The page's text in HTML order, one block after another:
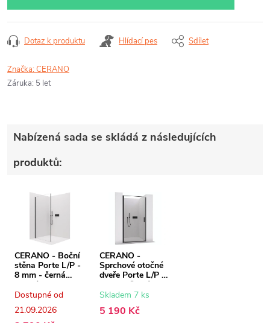
Dotaz k produktu Hlídací pes Sdílet
Značka:CERANO
Záruka: 5 let
Nabízená sada se skládá z následujících
produktů:
CERANO - Boční
stěna Porte L/P -
8 mm - černá
matná,
transparentní sklo
Dostupné od
21.09.2026
CERANO -
Sprchové otočné
dveře Porte L/P -
8 mm - černá
matná,
transparentní sklo
- 100x195 cm
Skladem 7 ks
5 190 Kč